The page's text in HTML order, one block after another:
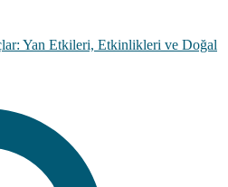
Yan Etkileri, Etkinlikleri ve Doğal